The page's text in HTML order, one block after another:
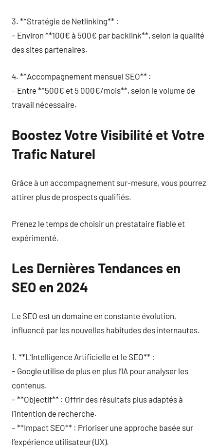
3. **Stratégie de Netlinking** :
– Environ **100€ à 500€ par backlink**, selon la qualité
des sites partenaires.
4. **Accompagnement mensuel SEO** :
– Entre **500€ et 5 000€/mois**, selon le volume de
travail nécessaire.
Boostez Votre Visibilité et Votre
Trafic Naturel
Grâce à un accompagnement sur-mesure, vous pourrez
attirer plus de prospects qualifiés.
Prenez le temps de choisir un prestataire fiable et
expérimenté.
Les Dernières Tendances en
SEO en 2024
Le SEO est un domaine en constante évolution,
influencé par les nouvelles habitudes des internautes.
1. **L’Intelligence Artificielle et le SEO** :
– Google utilise de plus en plus l’IA pour analyser les
contenus.
– **Objectif** : Offrir des résultats plus adaptés à
l’intention de recherche.
– **Impact SEO** : Prioriser une approche basée sur
l’expérience utilisateur (UX).